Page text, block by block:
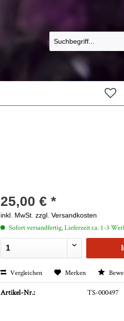
25,00 € *
inkl. MwSt.zzgl. Versandkosten
Sofort versandfertig, Lieferzeit ca. 1-3
Vergleichen Merken
Artikel-Nr.: TS-000497